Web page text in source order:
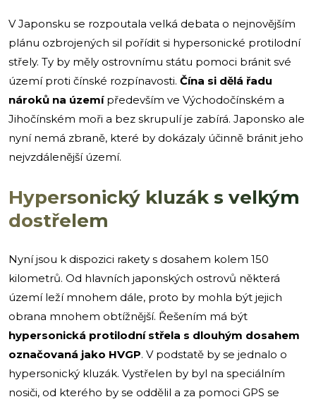
V Japonsku se rozpoutala velká debata o nejnovějším
plánu ozbrojených sil pořídit si hypersonické protilodní
střely. Ty by měly ostrovnímu státu pomoci bránit své
území proti čínské rozpínavosti. Čína si dělá řadu
nároků na území především ve Východočínském a
Jihočínském moři a bez skrupulí je zabírá. Japonsko ale
nyní nemá zbraně, které by dokázaly účinně bránit jeho
nejvzdálenější území.
Hypersonický kluzák s velkým
dostřelem
Nyní jsou k dispozici rakety s dosahem kolem 150
kilometrů. Od hlavních japonských ostrovů některá
území leží mnohem dále, proto by mohla být jejich
obrana mnohem obtížnější. Řešením má být
hypersonická protilodní střela s dlouhým dosahem
označovaná jako HVGP. V podstatě by se jednalo o
hypersonický kluzák. Vystřelen by byl na speciálním
nosiči, od kterého by se oddělil a za pomoci GPS se